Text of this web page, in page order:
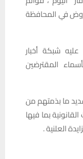
في المحافظة
شبكة أخبار
المقترضين
ما بذمتهم من
بما فيها
العلنية .